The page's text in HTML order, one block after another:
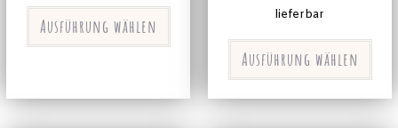
Ausführung wählen
lieferbar
Ausführung wählen